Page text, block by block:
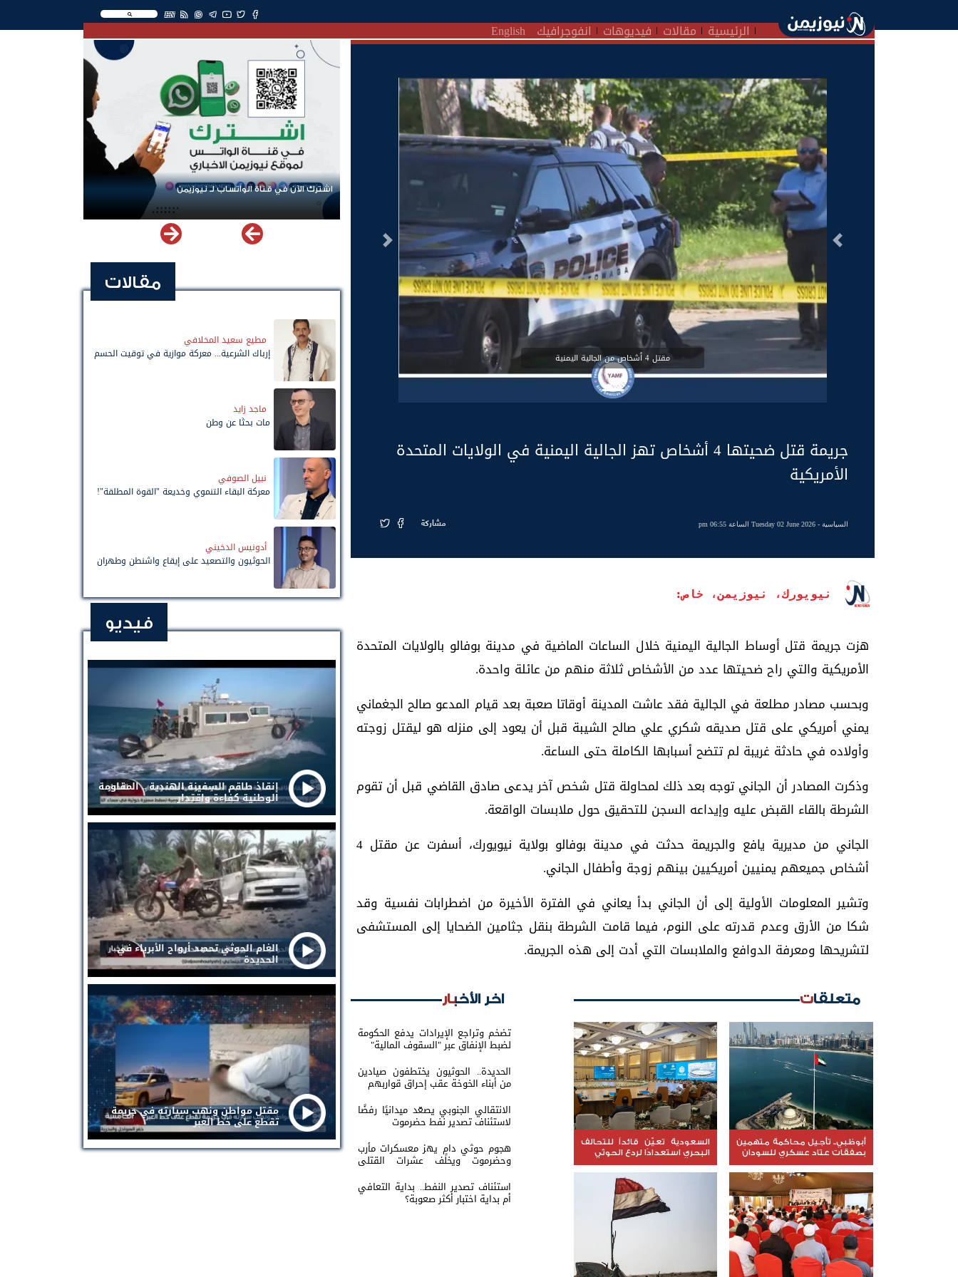
EN
الرئيسية مقالات فيديوهات انفوجرافيك English
مقتل 4 أشخاص من الجالية اليمنية
السابق التالى
جريمة قتل ضحيتها 4 أشخاص تهز الجالية اليمنية في الولايات المتحدة
الأمريكية
السياسية- Tuesday 02 June 2026 الساعة 06:55 pm مشاركة
نيويورك، نيوزيمن، خاص:
هزت جريمة قتل أوساط الجالية اليمنية خلال الساعات الماضية في مدينة بوفالو بالولايات المتحدة
الأمريكية والتي راح ضحيتها عدد من الأشخاص ثلاثة منهم من عائلة واحدة.
وبحسب مصادر مطلعة في الجالية فقد عاشت المدينة أوقاتا صعبة بعد قيام المدعو صالح الجغماني
يمني أمريكي على قتل صديقه شكري علي صالح الشيبة قبل أن يعود إلى منزله هو ليقتل زوجته
وأولاده في حادثة غريبة لم تتضح أسبابها الكاملة حتى الساعة.
وذكرت المصادر أن الجاني توجه بعد ذلك لمحاولة قتل شخص آخر يدعى صادق القاضي قبل أن تقوم
الشرطة بالقاء القبض عليه وإيداعه السجن للتحقيق حول ملابسات الواقعة.
الجاني من مديرية يافع والجريمة حدثت في مدينة بوفالو بولاية نيويورك، أسفرت عن مقتل 4
أشخاص جميعهم يمنيين أمريكيين بينهم زوجة وأطفال الجاني.
وتشير المعلومات الأولية إلى أن الجاني بدأ يعاني في الفترة الأخيرة من اضطرابات نفسية وقد
شكا من الأرق وعدم قدرته على النوم، فيما قامت الشرطة بنقل جثامين الضحايا إلى المستشفى
لتشريحها ومعرفة الدوافع والملابسات التي أدت إلى هذه الجريمة.
متعلقات
أبوظبي.. تأجيل محاكمة متهمين
بصفقات عتاد عسكري للسودان
السعودية تعيّن قائداً للتحالف
البحري استعدادًا لردع الحوثي
اخر الأخبار
تضخم وتراجع الإيرادات يدفع الحكومة
لضبط الإنفاق عبر "السقوف المالية"
الحديدة.. الحوثيون يختطفون صيادين
من أبناء الخوخة عقب إحراق قواربهم
الانتقالي الجنوبي يصعّد ميدانيًا رفضًا
لاستئناف تصدير نفط حضرموت
هجوم حوثي دامٍ يهز معسكرات مأرب
وحضرموت ويخلف عشرات القتلى
استئناف تصدير النفط.. بداية التعافي
أم بداية اختبار أكثر صعوبة؟
اشترك الآن في قناة الواتساب لـ نيوزيمن
مقالات
مطيع سعيد المخلافي
إرباك الشرعية... معركة موازية في توقيت الحسم
ماجد زايد
مات بحثًا عن وطن
نبيل الصوفي
معركة البقاء التنموي وخديعة "القوة المطلقة"!
أدونيس الدخيني
الحوثيون والتصعيد على إيقاع واشنطن وطهران
فيديو
إنقاذ طاقم السفينة الهندية .. المقاومة
الوطنية كفاءة واقتدار
الغام الحوثي تحصد أرواح الأبرياء في
الحديدة
مقتل مواطن ونهب سيارته في جريمة
تقطع على خط العبر